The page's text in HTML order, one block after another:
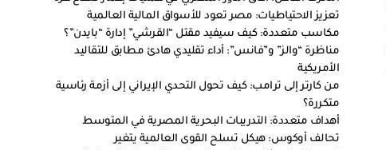
تعزيز الاحتياطيات: مصر تعود للأسواق المالية العالمية
مكاسب متعددة: كيف سيفيد مقتل “القرشي” إدارة “بايدن”؟
مناظرة “والز” و”فانس”: أداء تقليدي هادئ مطابق للتقاليد
الأمريكية
من كارتر إلى ترامب: كيف تحول التحدي الإيراني إلى أزمة رئاسية
متكررة؟
أهداف متعددة: التدريبات البحرية المصرية في المتوسط
تحالف أوكوس: هيكل تسلح القوى العالمية يتغير